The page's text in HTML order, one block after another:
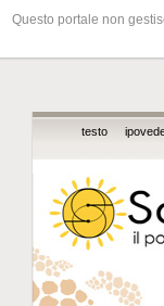
Questo portale non
testo